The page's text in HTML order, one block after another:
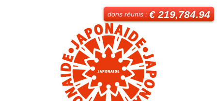
dons réunis :€ 219,784.94